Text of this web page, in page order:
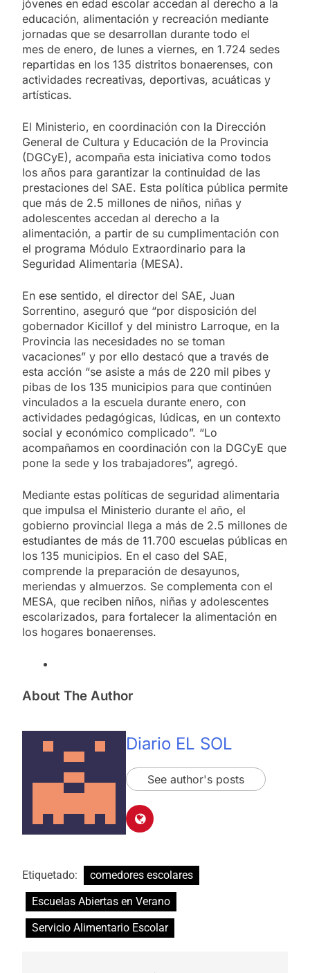
jóvenes en edad escolar accedan al derecho a la
educación, alimentación y recreación mediante
jornadas que se desarrollan durante todo el
mes de enero, de lunes a viernes, en 1.724 sedes
repartidas en los 135 distritos bonaerenses, con
actividades recreativas, deportivas, acuáticas y
artísticas.
El Ministerio, en coordinación con la Dirección
General de Cultura y Educación de la Provincia
(DGCyE), acompaña esta iniciativa como todos
los años para garantizar la continuidad de las
prestaciones del SAE. Esta política pública permite
que más de 2.5 millones de niños, niñas y
adolescentes accedan al derecho a la
alimentación, a partir de su cumplimentación con
el programa Módulo Extraordinario para la
Seguridad Alimentaria (MESA).
En ese sentido, el director del SAE, Juan
Sorrentino, aseguró que “por disposición del
gobernador Kicillof y del ministro Larroque, en la
Provincia las necesidades no se toman
vacaciones” y por ello destacó que a través de
esta acción “se asiste a más de 220 mil pibes y
pibas de los 135 municipios para que continúen
vinculados a la escuela durante enero, con
actividades pedagógicas, lúdicas, en un contexto
social y económico complicado”. “Lo
acompañamos en coordinación con la DGCyE que
pone la sede y los trabajadores”, agregó.
Mediante estas políticas de seguridad alimentaria
que impulsa el Ministerio durante el año, el
gobierno provincial llega a más de 2.5 millones de
estudiantes de más de 11.700 escuelas públicas en
los 135 municipios. En el caso del SAE,
comprende la preparación de desayunos,
meriendas y almuerzos. Se complementa con el
MESA, que reciben niños, niñas y adolescentes
escolarizados, para fortalecer la alimentación en
los hogares bonaerenses.
About The Author
Diario EL SOL
See author's posts
Etiquetado:
comedores escolares
Escuelas Abiertas en Verano
Servicio Alimentario Escolar